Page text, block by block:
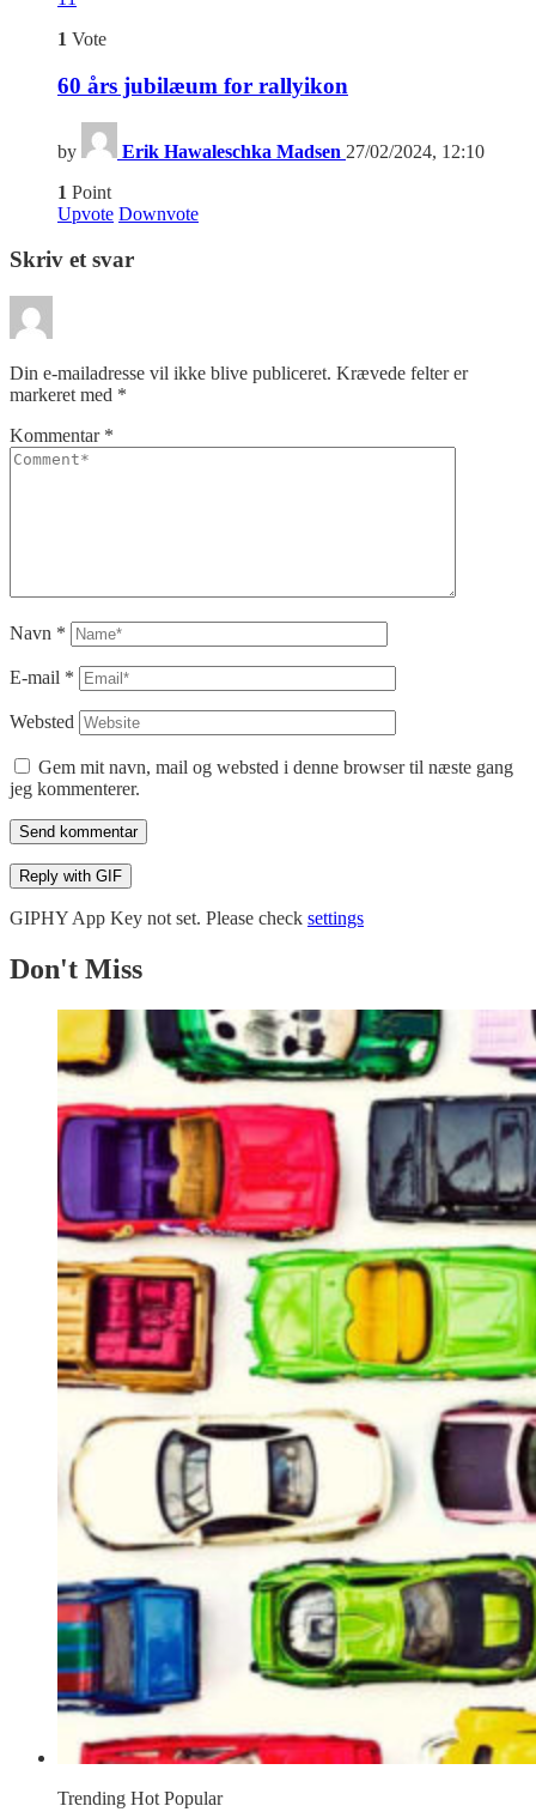
1 Vote
60 års jubilæum for rallyikon
by Erik Hawaleschka Madsen 27/02/2024, 12:10
1 Point
Upvote Downvote
Skriv et svar
Din e-mailadresse vil ikke blive publiceret. Krævede felter er
markeret med *
Kommentar *
Navn *
E-mail *
Websted
Gem mit navn, mail og websted i denne browser til næste gang
jeg kommenterer.
Send kommentar
Reply with GIF
GIPHY App Key not set. Please check settings
Don't Miss
Trending Hot Popular